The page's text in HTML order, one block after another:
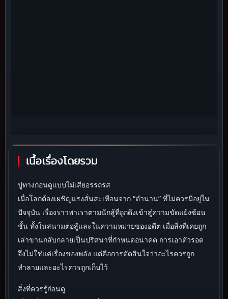
เนื้อเรื่องโดยรวม
ปูทางก่อนดูแบบไม่เสียอรรถรส
เมื่อโลกต้องเผชิญแรงสั่นสะเทือนจาก “ตำนาน” ที่ไม่ควรมีอยู่ใน
ปัจจุบัน เรื่องราวพาเราตามนักสู้ที่ถูกดึงเข้าสู่ความขัดแย้งซ้อน
ชั้น ทั้งในสนามต่อสู้และในความหมายของอดีต เมื่อสิ่งที่เคยถูก
เล่าขานกลับกลายเป็นปริศนาที่กำหนดอนาคต การเอาตัวรอด
จึงไม่ใช่แค่เรื่องของพลัง แต่คือการตัดสินใจว่าอะไรควรถูก
ทำลายและอะไรควรถูกเก็บไว้
สิ่งที่ควรรู้ก่อนดู